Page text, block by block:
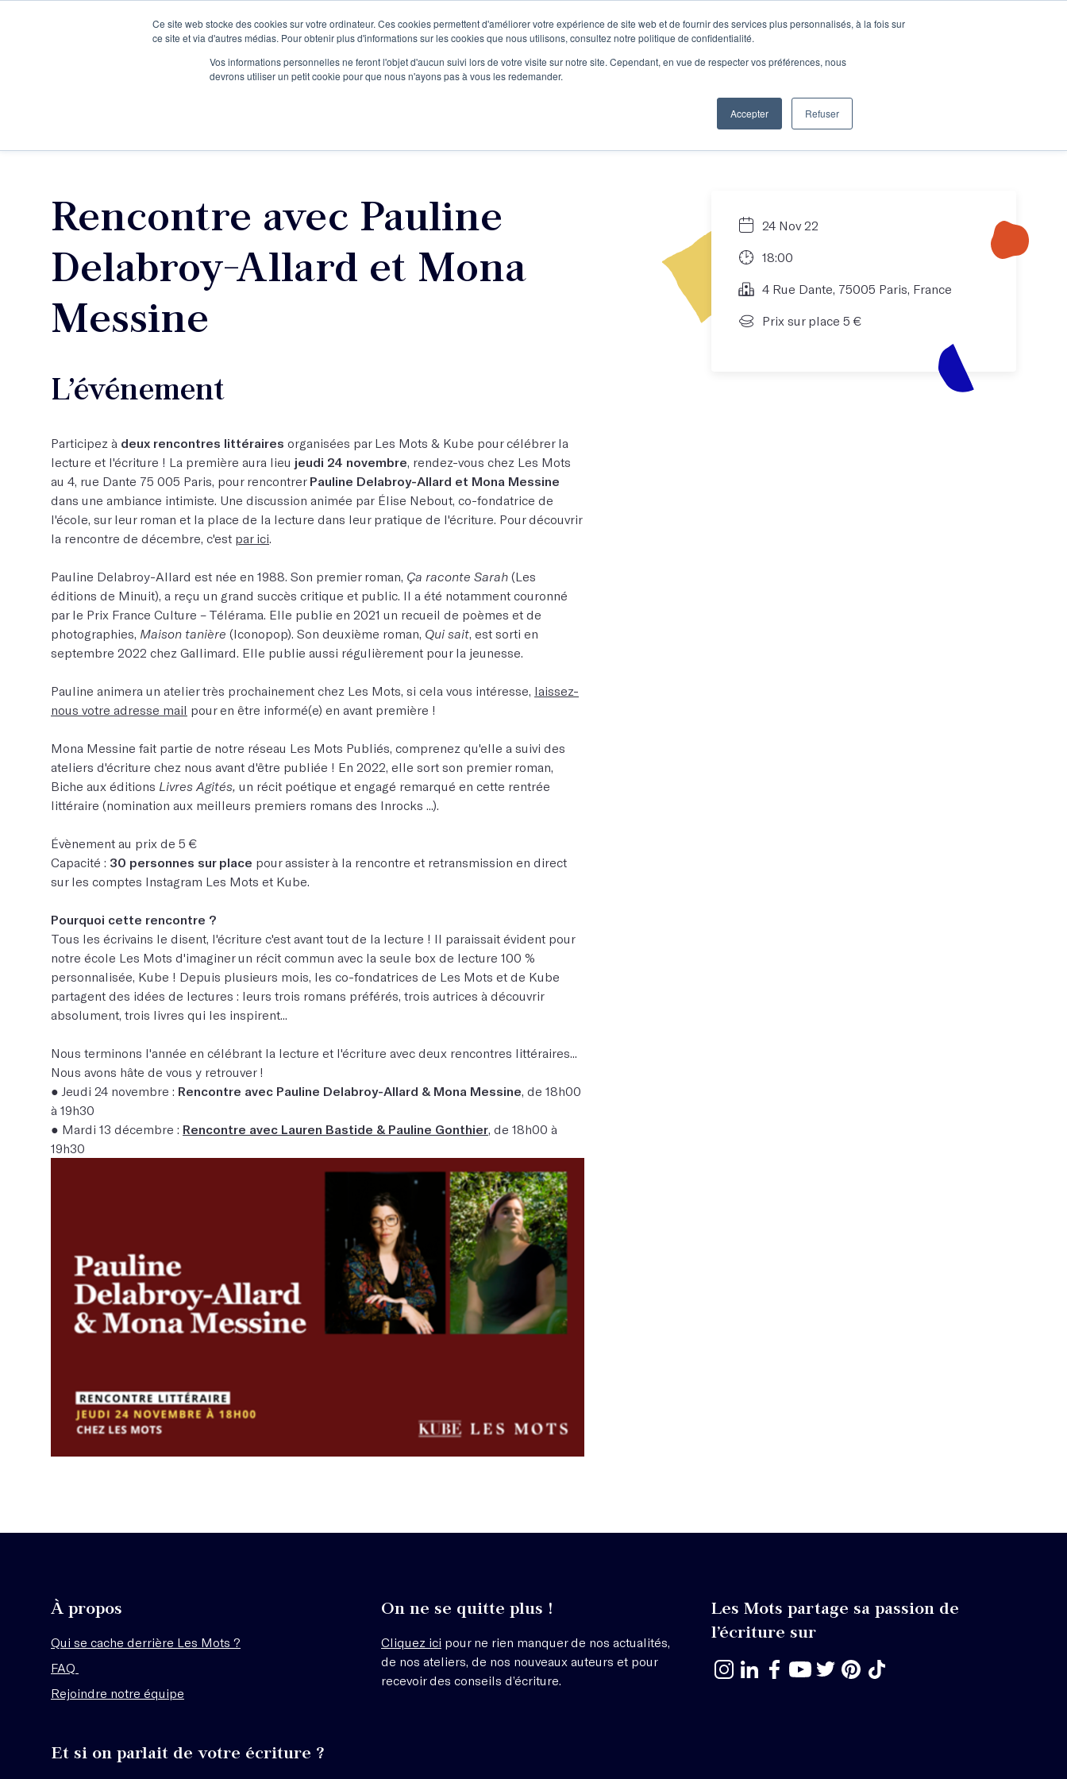
Ce site web stocke des cookies sur votre ordinateur. Ces cookies permettent d'améliorer votre expérience de site web et de fournir des services plus personnalisés, à la fois sur
ce site et via d'autres médias. Pour obtenir plus d'informations sur les cookies que nous utilisons, consultez notre politique de confidentialité.
Vos informations personnelles ne feront l'objet d'aucun suivi lors de votre visite sur notre site. Cependant, en vue de respecter vos préférences, nous
devrons utiliser un petit cookie pour que nous n'ayons pas à vous les redemander.
Accepter Refuser
Je participe à une session d’information Le podcast L'infolettre Se connecter Je découvre les ateliers
Entreprises
24 Nov 22
18:00
4 Rue Dante, 75005 Paris, France
Prix sur place 5 €
Rencontre avec Pauline
Delabroy-Allard et Mona
Messine
L’événement
Participez à deux rencontres littéraires organisées par Les Mots & Kube pour célébrer la
lecture et l'écriture ! La première aura lieu jeudi 24 novembre, rendez-vous chez Les Mots
au 4, rue Dante 75 005 Paris, pour rencontrer Pauline Delabroy-Allard et Mona Messine
dans une ambiance intimiste. Une discussion animée par Élise Nebout, co-fondatrice de
l'école, sur leur roman et la place de la lecture dans leur pratique de l'écriture. Pour découvrir
la rencontre de décembre, c'est par ici.
Pauline Delabroy-Allard est née en 1988. Son premier roman, Ça raconte Sarah (Les
éditions de Minuit), a reçu un grand succès critique et public. Il a été notamment couronné
par le Prix France Culture – Télérama. Elle publie en 2021 un recueil de poèmes et de
photographies, Maison tanière (Iconopop). Son deuxième roman, Qui sait, est sorti en
septembre 2022 chez Gallimard. Elle publie aussi régulièrement pour la jeunesse.
Pauline animera un atelier très prochainement chez Les Mots, si cela vous intéresse, laissez-
nous votre adresse mail pour en être informé(e) en avant première !
Mona Messine fait partie de notre réseau Les Mots Publiés, comprenez qu'elle a suivi des
ateliers d'écriture chez nous avant d'être publiée ! En 2022, elle sort son premier roman,
Biche aux éditions Livres Agités, un récit poétique et engagé remarqué en cette rentrée
littéraire (nomination aux meilleurs premiers romans des Inrocks ...).
Évènement au prix de 5 €
Capacité : 30 personnes sur place pour assister à la rencontre et retransmission en direct
sur les comptes Instagram Les Mots et Kube.
Pourquoi cette rencontre ?
Tous les écrivains le disent, l'écriture c'est avant tout de la lecture ! Il paraissait évident pour
notre école Les Mots d'imaginer un récit commun avec la seule box de lecture 100 %
personnalisée, Kube ! Depuis plusieurs mois, les co-fondatrices de Les Mots et de Kube
partagent des idées de lectures : leurs trois romans préférés, trois autrices à découvrir
absolument, trois livres qui les inspirent...
Nous terminons l'année en célébrant la lecture et l'écriture avec deux rencontres littéraires...
Nous avons hâte de vous y retrouver !
● Jeudi 24 novembre : Rencontre avec Pauline Delabroy-Allard & Mona Messine, de 18h00
à 19h30
● Mardi 13 décembre : Rencontre avec Lauren Bastide & Pauline Gonthier, de 18h00 à
19h30
À propos
Qui se cache derrière Les Mots ?
FAQ
Rejoindre notre équipe
On ne se quitte plus !
Cliquez ici pour ne rien manquer de nos actualités,
de nos ateliers, de nos nouveaux auteurs et pour
recevoir des conseils d’écriture.
Les Mots partage sa passion de
l’écriture sur
Et si on parlait de votre écriture ?